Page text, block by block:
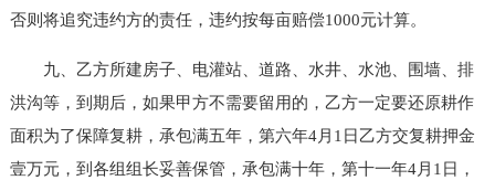
否则将追究违约方的责任，违约按每亩赔偿1000元计算。
九、乙方所建房子、电灌站、道路、水井、水池、围墙、排
洪沟等，到期后，如果甲方不需要留用的，乙方一定要还原耕作
面积为了保障复耕，承包满五年，第六年4月1日乙方交复耕押金
壹万元，到各组组长妥善保管，承包满十年，第十一年4月1日，